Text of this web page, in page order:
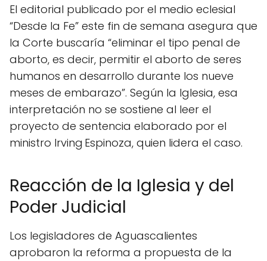
El editorial publicado por el medio eclesial
“Desde la Fe” este fin de semana asegura que
la Corte buscaría “eliminar el tipo penal de
aborto, es decir, permitir el aborto de seres
humanos en desarrollo durante los nueve
meses de embarazo”. Según la Iglesia, esa
interpretación no se sostiene al leer el
proyecto de sentencia elaborado por el
ministro Irving Espinoza, quien lidera el caso.
Reacción de la Iglesia y del
Poder Judicial
Los legisladores de Aguascalientes
aprobaron la reforma a propuesta de la